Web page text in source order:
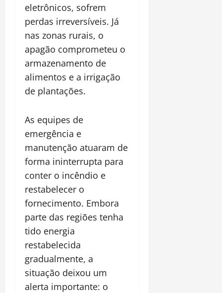
eletrônicos, sofrem
perdas irreversíveis. Já
nas zonas rurais, o
apagão comprometeu o
armazenamento de
alimentos e a irrigação
de plantações.
As equipes de
emergência e
manutenção atuaram de
forma ininterrupta para
conter o incêndio e
restabelecer o
fornecimento. Embora
parte das regiões tenha
tido energia
restabelecida
gradualmente, a
situação deixou um
alerta importante: o